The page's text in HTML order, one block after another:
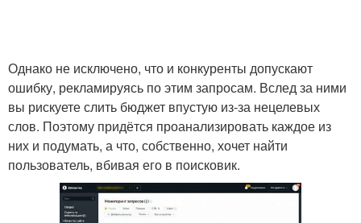
Однако не исключено, что и конкуренты допускают
ошибку, рекламируясь по этим запросам. Вслед за ними
вы рискуете слить бюджет впустую из-за нецелевых
слов. Поэтому придётся проанализировать каждое из
них и подумать, а что, собственно, хочет найти
пользователь, вбивая его в поисковик.